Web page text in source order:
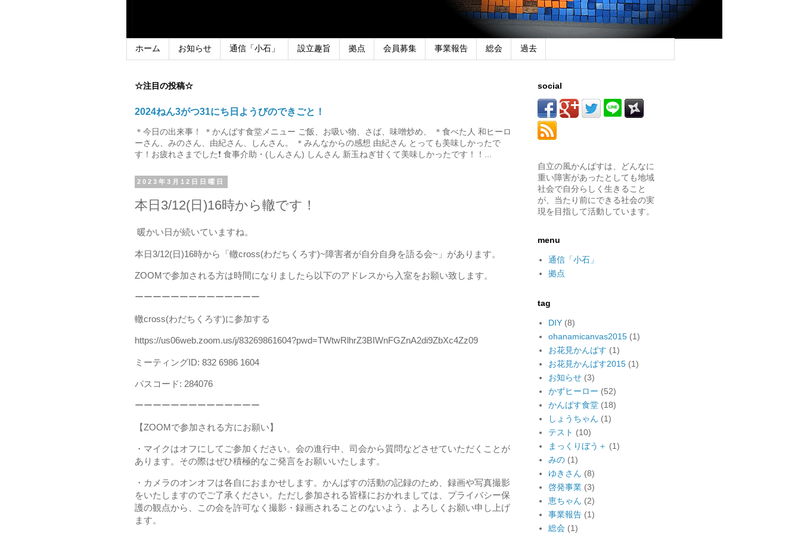
ホーム お知らせ 通信「小石」 設立趣旨 拠点 会員募集 事業報告 総会 過去
☆注目の投稿☆
2024ねん3がつ31にち日ようびのできごと！
＊今日の出来事！ ＊かんばす食堂メニュー ご飯、お吸い物、さば、味噌炒め、 ＊食べた人 和ヒーロ
ーさん、みのさん、由紀さん、しんさん。 ＊みんなからの感想 由紀さん とっても美味しかったで
す！お疲れさまでした❗ 食事介助・(しんさん) しんさん 新玉ねぎ甘くて美味しかったです！！...
2023年3月12日日曜日
本日3/12(日)16時から轍です！
暖かい日が続いていますね。
本日3/12(日)16時から「轍cross(わだちくろす)~障害者が自分自身を語る会~」があります。
ZOOMで参加される方は時間になりましたら以下のアドレスから入室をお願い致します。
ーーーーーーーーーーーーーー
轍cross(わだちくろす)に参加する
https://us06web.zoom.us/j/83269861604?pwd=TWtwRlhrZ3BIWnFGZnA2di9ZbXc4Zz09
ミーティングID: 832 6986 1604
パスコード: 284076
ーーーーーーーーーーーーーー
【ZOOMで参加される方にお願い】
・マイクはオフにしてご参加ください。会の進行中、司会から質問などさせていただくことが
あります。その際はぜひ積極的なご発言をお願いいたします。
・カメラのオンオフは各自におまかせします。かんばすの活動の記録のため、録画や写真撮影
をいたしますのでご了承ください。ただし参加される皆様におかれましては、プライバシー保
護の観点から、この会を許可なく撮影・録画されることのないよう、よろしくお願い申し上げ
ます。
social
自立の風かんばすは、どんなに
重い障害があったとしても地域
社会で自分らしく生きること
が、当たり前にできる社会の実
現を目指して活動しています。
menu
通信「小石」
拠点
tag
DIY (8)
ohanamicanvas2015 (1)
お花見かんばす (1)
お花見かんばす2015 (1)
お知らせ (3)
かずヒーロー (52)
かんばす食堂 (18)
しょうちゃん (1)
テスト (10)
まっくりぼう＋ (1)
みの (1)
ゆきさん (8)
啓発事業 (3)
恵ちゃん (2)
事業報告 (1)
総会 (1)